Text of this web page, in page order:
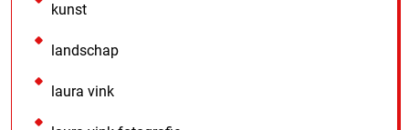
kunst
landschap
laura vink